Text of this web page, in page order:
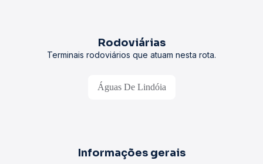
Rodoviárias
Terminais rodoviários que atuam nesta rota.
Águas De Lindóia
Informações gerais